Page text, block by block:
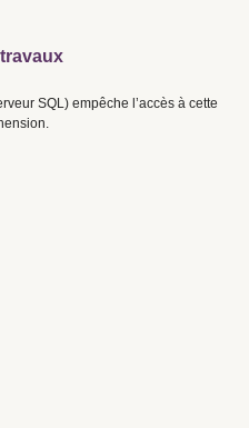
SQL) empêche l’accès à cette